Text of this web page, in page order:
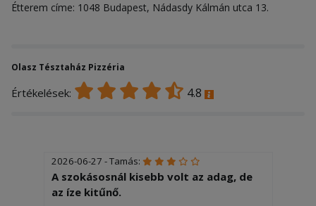
Étterem címe: 1048 Budapest, Nádasdy Kálmán utca 13.
Olasz Tésztaház Pizzéria
Értékelések: 4.8
2026-06-27 - Tamás:
A szokásosnál kisebb volt az adag, de
az íze kitűnő.